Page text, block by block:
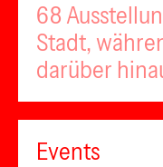
68
Stadt,
darüber
Events